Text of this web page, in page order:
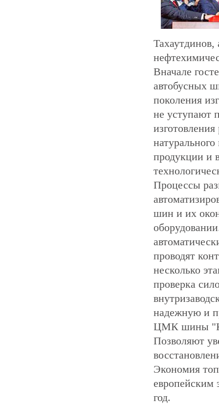
Вначале
автобусных
поколения
не уступают
продукции и
Процессы
шин и их
проводят
несколько
проверка
надежную и
ЦМК шины
Позволяют
Экономия
европейским
год.